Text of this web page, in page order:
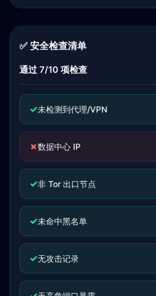
✅ 安全检查清单
通过 7/10 项检查
✓未检测到代理/VPN
✗数据中心 IP
✓非 Tor 出口节点
✓未命中黑名单
✓无攻击记录